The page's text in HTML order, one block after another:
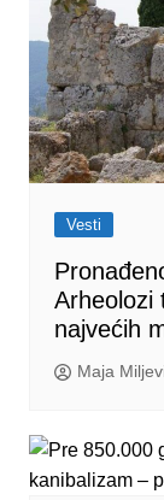
Vesti
Arheolozi
najvećih
Maja